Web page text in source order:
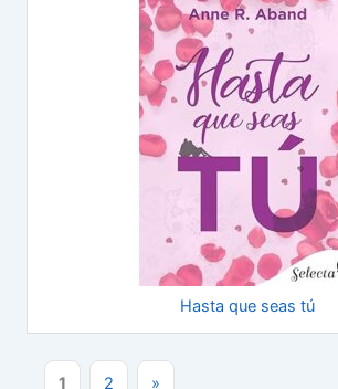
Hasta que seas tú
1 2 »